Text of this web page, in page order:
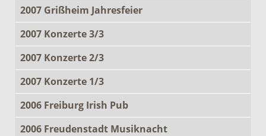
2007 Grißheim Jahresfeier
2007 Konzerte 3/3
2007 Konzerte 2/3
2007 Konzerte 1/3
2006 Freiburg Irish Pub
2006 Freudenstadt Musiknacht